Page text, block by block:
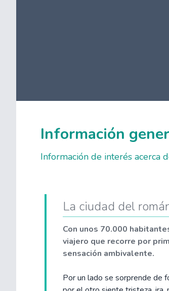
Información
Información de interés acerca
La ciudad del
Con unos 70.000
viajero que recorre por
sensación ambivalente.
Por un lado se sorprende de